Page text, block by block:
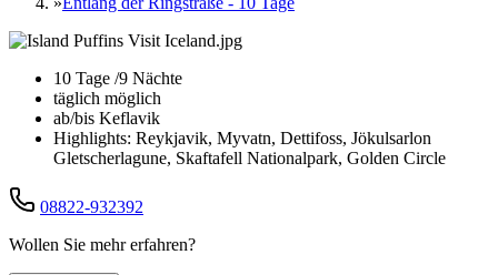
10 Tage /9 Nächte
täglich möglich
ab/bis Keflavik
Highlights: Reykjavik, Myvatn, Dettifoss, Jökulsarlon
Gletscherlagune, Skaftafell Nationalpark, Golden Circle
08822-932392
Wollen Sie mehr erfahren?